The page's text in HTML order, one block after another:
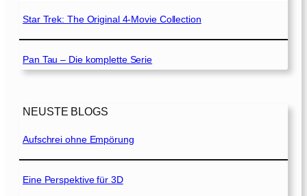
Star Trek: The Original 4-Movie Collection
Pan Tau – Die komplette Serie
NEUSTE BLOGS
Aufschrei ohne Empörung
Eine Perspektive für 3D